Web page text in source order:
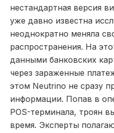
нестандартная версия
уже давно известна
неоднократно меняла
распространения. На
данными банковских
через зараженные
этом Neutrino не сразу
информации. Попав в
POS-терминала, троян
время. Эксперты